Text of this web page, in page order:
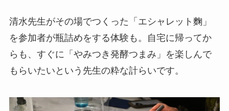
清水先生がその場でつくった「エシャレット麴」
を参加者が瓶詰めをする体験も。自宅に帰ってか
らも、すぐに「やみつき発酵つまみ」を楽しんで
もらいたいという先生の粋な計らいです。